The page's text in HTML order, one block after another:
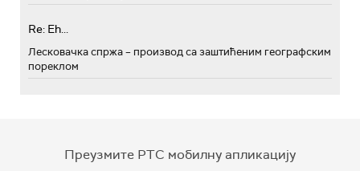
Re: Eh...
Лесковачка спржа – производ са заштићеним географским
пореклом
Преузмите РТС мобилну апликацију